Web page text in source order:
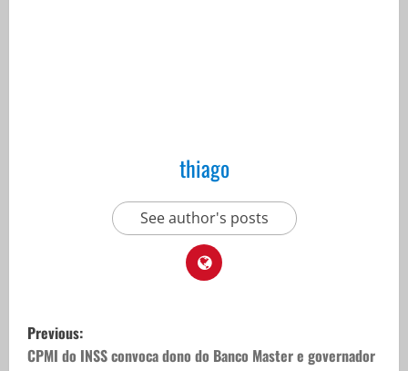
thiago
See author's posts
P
Previous:
CPMI do INSS convoca dono do Banco Master e governador